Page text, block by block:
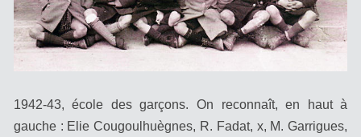
1942-43, école des garçons. On reconnaît, en haut à
gauche : Elie Cougoulhuègnes, R. Fadat, x, M. Garrigues,